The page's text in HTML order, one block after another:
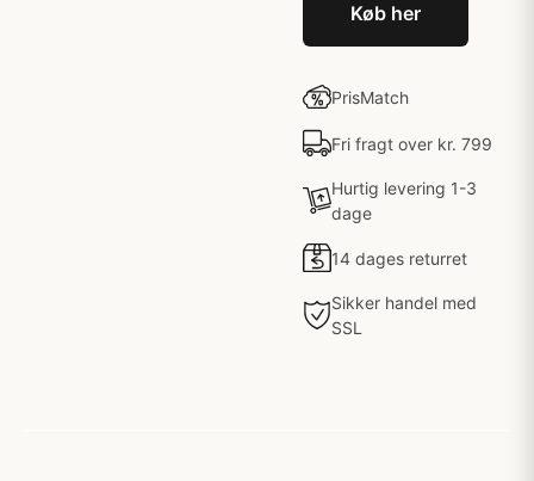
Køb her
PrisMatch
Fri fragt over kr. 799
Hurtig levering 1-3
dage
14 dages returret
Sikker handel med
SSL